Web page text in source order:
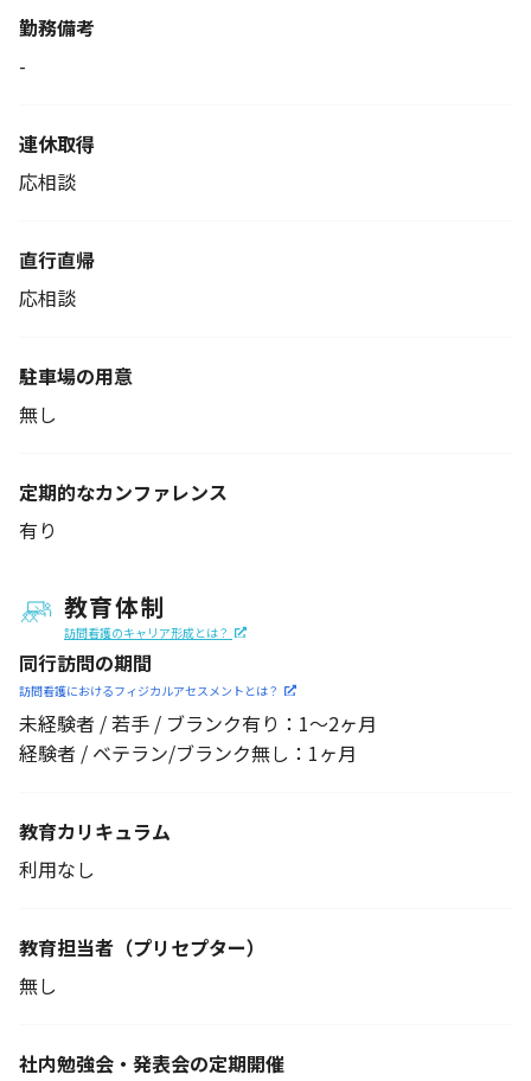
勤務備考
-
連休取得
応相談
直行直帰
応相談
駐車場の用意
無し
定期的なカンファレンス
有り
教育体制
訪問看護のキャリア形成とは？
同行訪問の期間
訪問看護におけるフィジカルアセスメントとは？
未経験者 / 若手 / ブランク有り：1～2ヶ月
経験者 / ベテラン/ブランク無し：1ヶ月
教育カリキュラム
利用なし
教育担当者 （プリセプター）
無し
社内勉強会・発表会の定期開催